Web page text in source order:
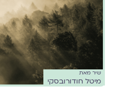
שיר מאת
מיטל חודורובסקי